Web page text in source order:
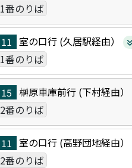
1番のりば
11 室の口行 (久居駅経由）
1番のりば
15 榊原車庫前行 (下村経由）
2番のりば
11 室の口行 (高野団地経由）
2番のりば